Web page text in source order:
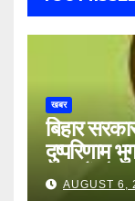
खबर
बिहार
दुष्परिणाम
अन्य हैं मौन
AUGUST 6,